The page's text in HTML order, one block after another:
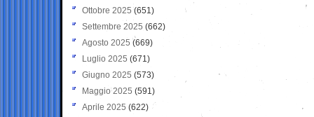
Ottobre 2025 (651)
Settembre 2025 (662)
Agosto 2025 (669)
Luglio 2025 (671)
Giugno 2025 (573)
Maggio 2025 (591)
Aprile 2025 (622)